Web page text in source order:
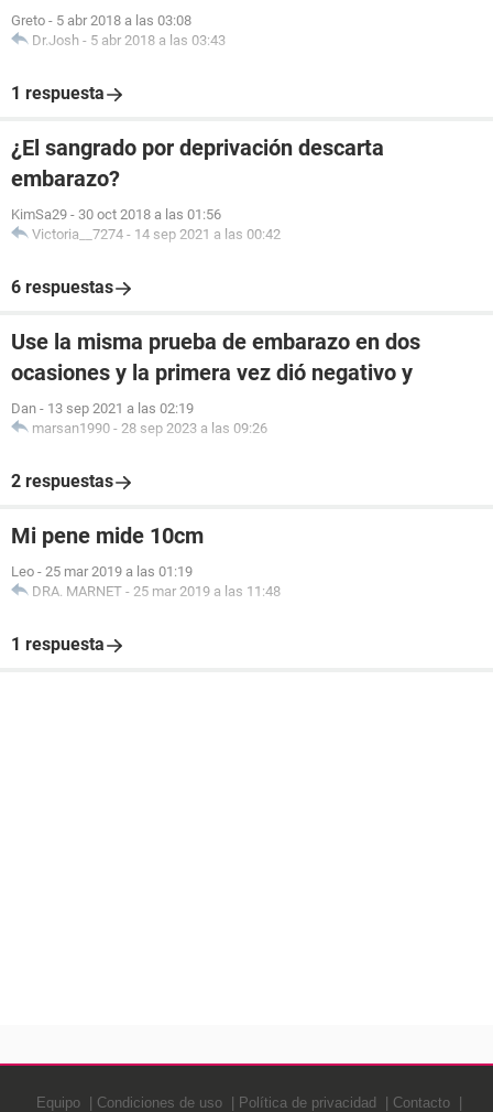
Greto - 5 abr 2018 a las 03:08
Dr.Josh - 5 abr 2018 a las 03:43
1 respuesta
¿El sangrado por deprivación descarta
embarazo?
KimSa29 - 30 oct 2018 a las 01:56
Victoria__7274 - 14 sep 2021 a las 00:42
6 respuestas
Use la misma prueba de embarazo en dos
ocasiones y la primera vez dió negativo y
Dan - 13 sep 2021 a las 02:19
marsan1990 - 28 sep 2023 a las 09:26
2 respuestas
Mi pene mide 10cm
Leo - 25 mar 2019 a las 01:19
DRA. MARNET - 25 mar 2019 a las 11:48
1 respuesta
Equipo Condiciones de uso Política de privacidad Contacto